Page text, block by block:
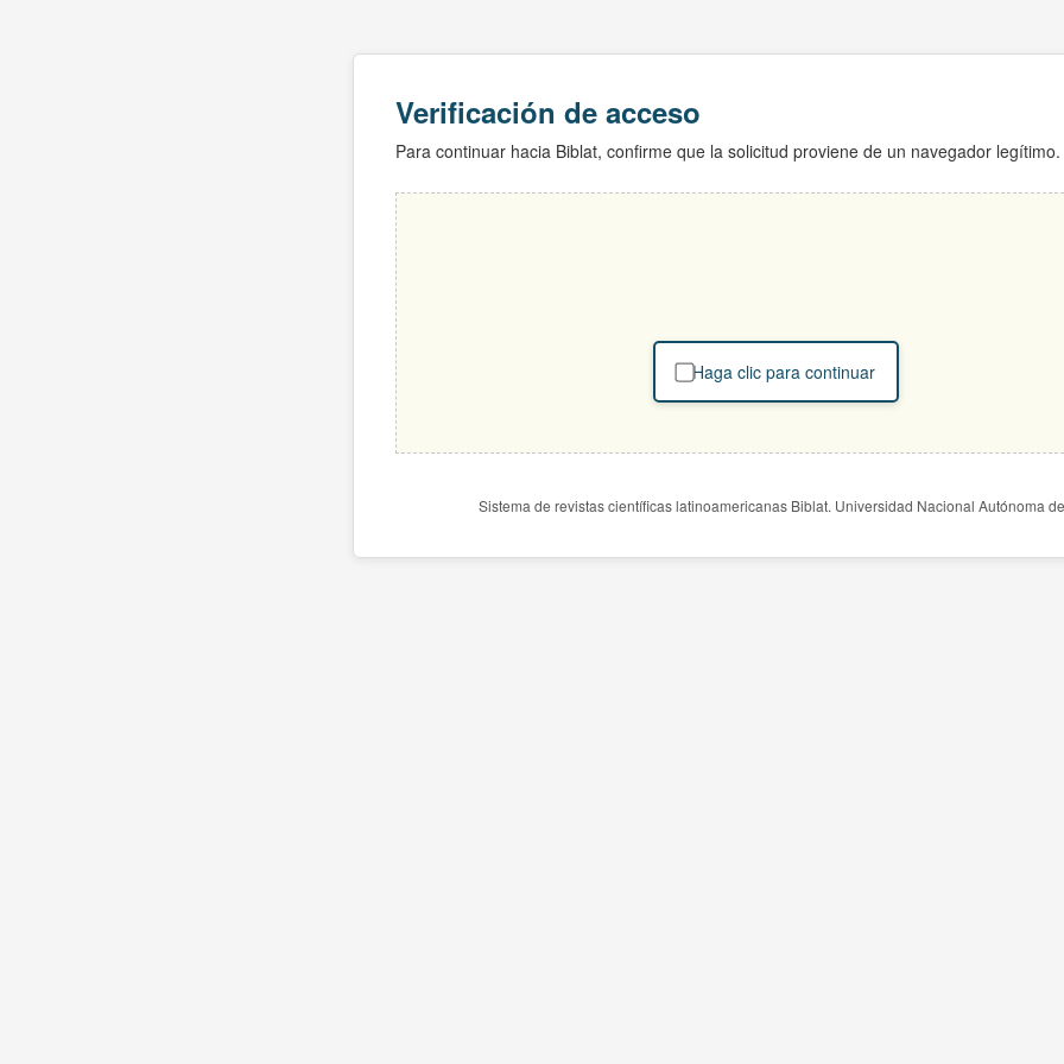
Verificación de acceso
Para continuar hacia Biblat, confirme que la solicitud proviene de un navegador legítimo.
Haga clic para continuar
Sistema de revistas científicas latinoamericanas Biblat. Universidad Nacional Autónoma